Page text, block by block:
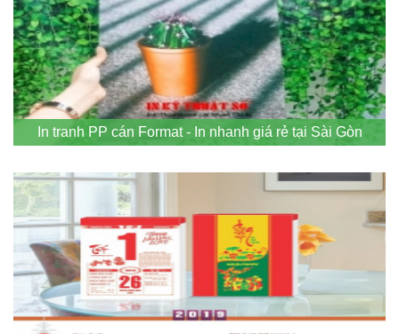
In tranh PP cán Format - In nhanh giá rẻ tại Sài Gòn